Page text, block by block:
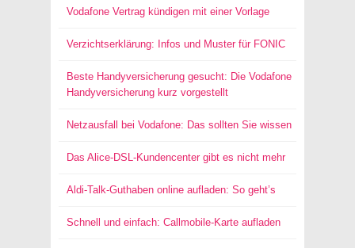
Vodafone Vertrag kündigen mit einer Vorlage
Verzichtserklärung: Infos und Muster für FONIC
Beste Handyversicherung gesucht: Die Vodafone
Handyversicherung kurz vorgestellt
Netzausfall bei Vodafone: Das sollten Sie wissen
Das Alice-DSL-Kundencenter gibt es nicht mehr
Aldi-Talk-Guthaben online aufladen: So geht’s
Schnell und einfach: Callmobile-Karte aufladen